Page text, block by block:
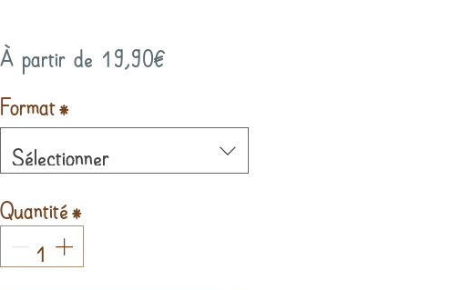
À partir de 19,90€Prix
Format
Sélectionner
Quantité